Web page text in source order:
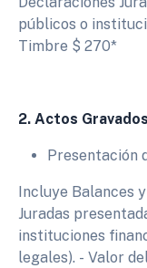
públicos o
Timbre $ 270*
2. Actos
Presentación
Incluye Balances
Juradas
instituciones
legales). - Valor